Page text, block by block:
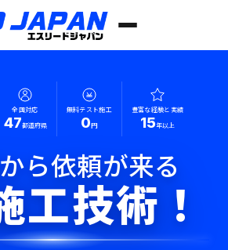
全国対応
47都道府県
無料テスト施工
0円
豊富な経験と実績
15年以上
ら依頼が来る
工技術！